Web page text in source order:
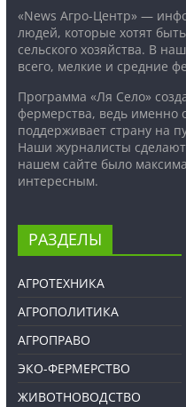
«News Агро-Центр» —
людей, которые хотят
сельского хозяйства. В
всего, мелкие и средние
Программа «Ля Село»
фермерства, ведь именно
поддерживает страну на
Наши журналисты
нашем сайте было
интересным.
РАЗДЕЛЫ
АГРОТЕХНИКА
АГРОПОЛИТИКА
АГРОПРАВО
ЭКО-ФЕРМЕРСТВО
ЖИВОТНОВОДСТВО